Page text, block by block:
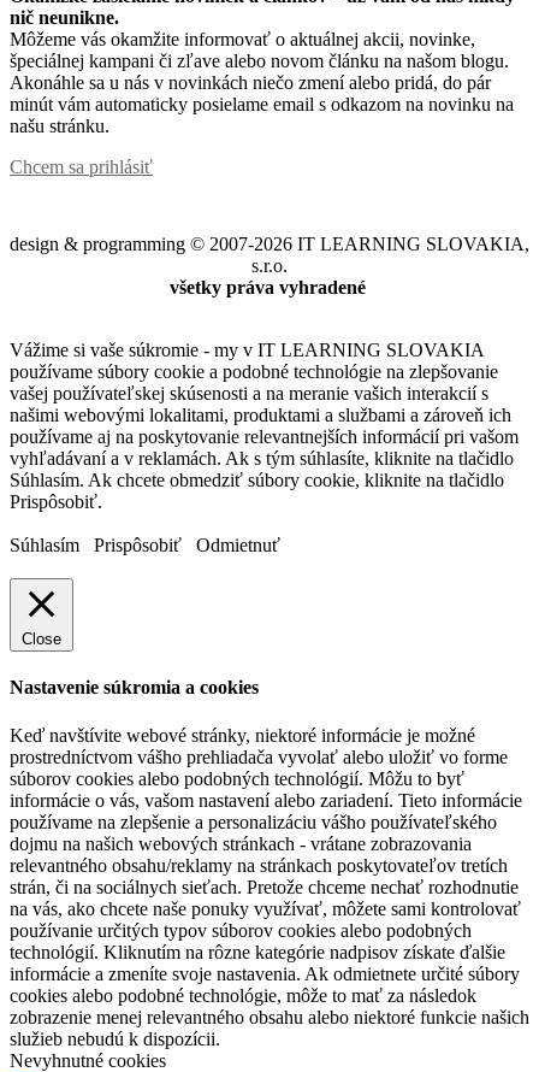
nič neunikne.
Môžeme vás okamžite informovať o aktuálnej akcii, novinke,
špeciálnej kampani či zľave alebo novom článku na našom blogu.
Akonáhle sa u nás v novinkách niečo zmení alebo pridá, do pár
minút vám automaticky posielame email s odkazom na novinku na
našu stránku.
Chcem sa prihlásiť
design & programming © 2007-2026 IT LEARNING SLOVAKIA,
s.r.o.
všetky práva vyhradené
Vážime si vaše súkromie - my v IT LEARNING SLOVAKIA
používame súbory cookie a podobné technológie na zlepšovanie
vašej používateľskej skúsenosti a na meranie vašich interakcií s
našimi webovými lokalitami, produktami a službami a zároveň ich
používame aj na poskytovanie relevantnejších informácií pri vašom
vyhľadávaní a v reklamách. Ak s tým súhlasíte, kliknite na tlačidlo
Súhlasím. Ak chcete obmedziť súbory cookie, kliknite na tlačidlo
Prispôsobiť.
Súhlasím Prispôsobiť Odmietnuť
Close
Nastavenie súkromia a cookies
Keď navštívite webové stránky, niektoré informácie je možné
prostredníctvom vášho prehliadača vyvolať alebo uložiť vo forme
súborov cookies alebo podobných technológií. Môžu to byť
informácie o vás, vašom nastavení alebo zariadení. Tieto informácie
používame na zlepšenie a personalizáciu vášho používateľského
dojmu na našich webových stránkach - vrátane zobrazovania
relevantného obsahu/reklamy na stránkach poskytovateľov tretích
strán, či na sociálnych sieťach. Pretože chceme nechať rozhodnutie
na vás, ako chcete naše ponuky využívať, môžete sami kontrolovať
používanie určitých typov súborov cookies alebo podobných
technológií. Kliknutím na rôzne kategórie nadpisov získate ďalšie
informácie a zmeníte svoje nastavenia. Ak odmietnete určité súbory
cookies alebo podobné technológie, môže to mať za následok
zobrazenie menej relevantného obsahu alebo niektoré funkcie našich
služieb nebudú k dispozícii.
Nevyhnutné cookies